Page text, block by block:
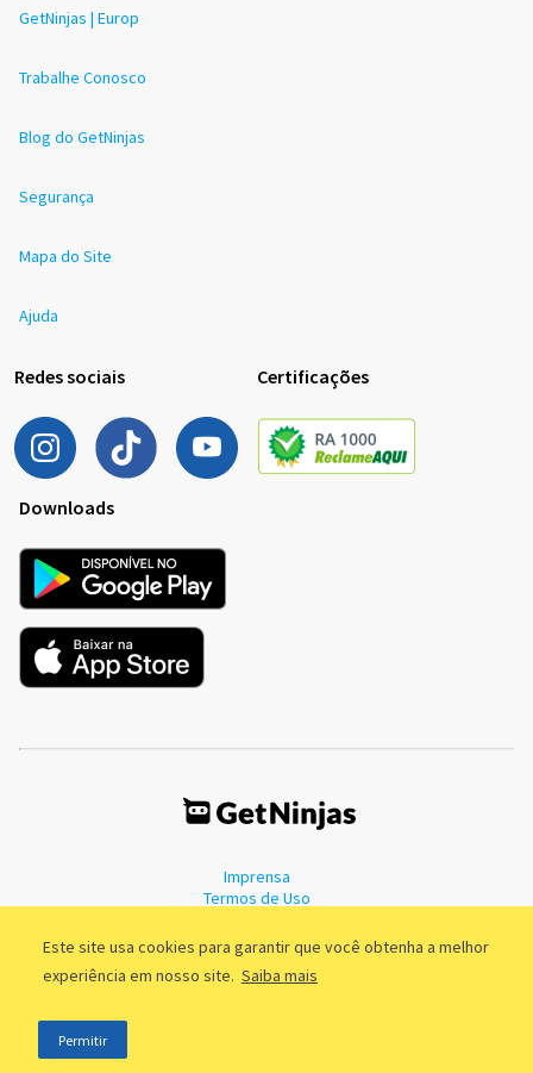
Este site usa cookies para garantir que você obtenha a melhor
experiência em nosso site. Saiba mais
Permitir
GetNinjas | Europ
Trabalhe Conosco
Blog do GetNinjas
Segurança
Mapa do Site
Ajuda
Redes sociais Certificações
Downloads
Imprensa
Termos de Uso
©2011 - 2026, GetNinjas LTDA. CNPJ 55.744.877/0001-89 - Rua Dr.
Fernandes Coelho, 85 - 3º andar - São Paulo/SP - Brasil